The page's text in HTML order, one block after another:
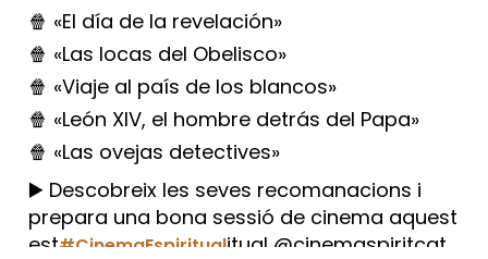
🍿 «El día de la revelación»
🍿 «Las locas del Obelisco»
🍿 «Viaje al país de los blancos»
🍿 «León XIV, el hombre detrás del Papa»
🍿 «Las ovejas detectives»
▶️ Descobreix les seves recomanacions i
prepara una bona sessió de cinema aquest
est#CinemaEspiritualitual @cinemaspiritcat